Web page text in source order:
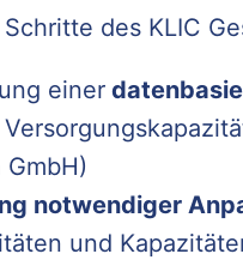
des KLIC
einer
notwendiger
und